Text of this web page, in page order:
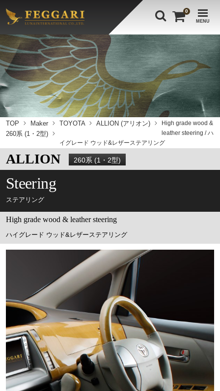
MENU
0
TOP Maker TOYOTA
ALLION (アリオン)
260系 (1・2型)
High grade wood &
leather steering / ハ
イグレード ウッド&レザーステアリング
ALLION 260系 (1・2型)
Steering
ステアリング
High grade wood & leather steering
ハイグレード ウッド&レザーステアリング